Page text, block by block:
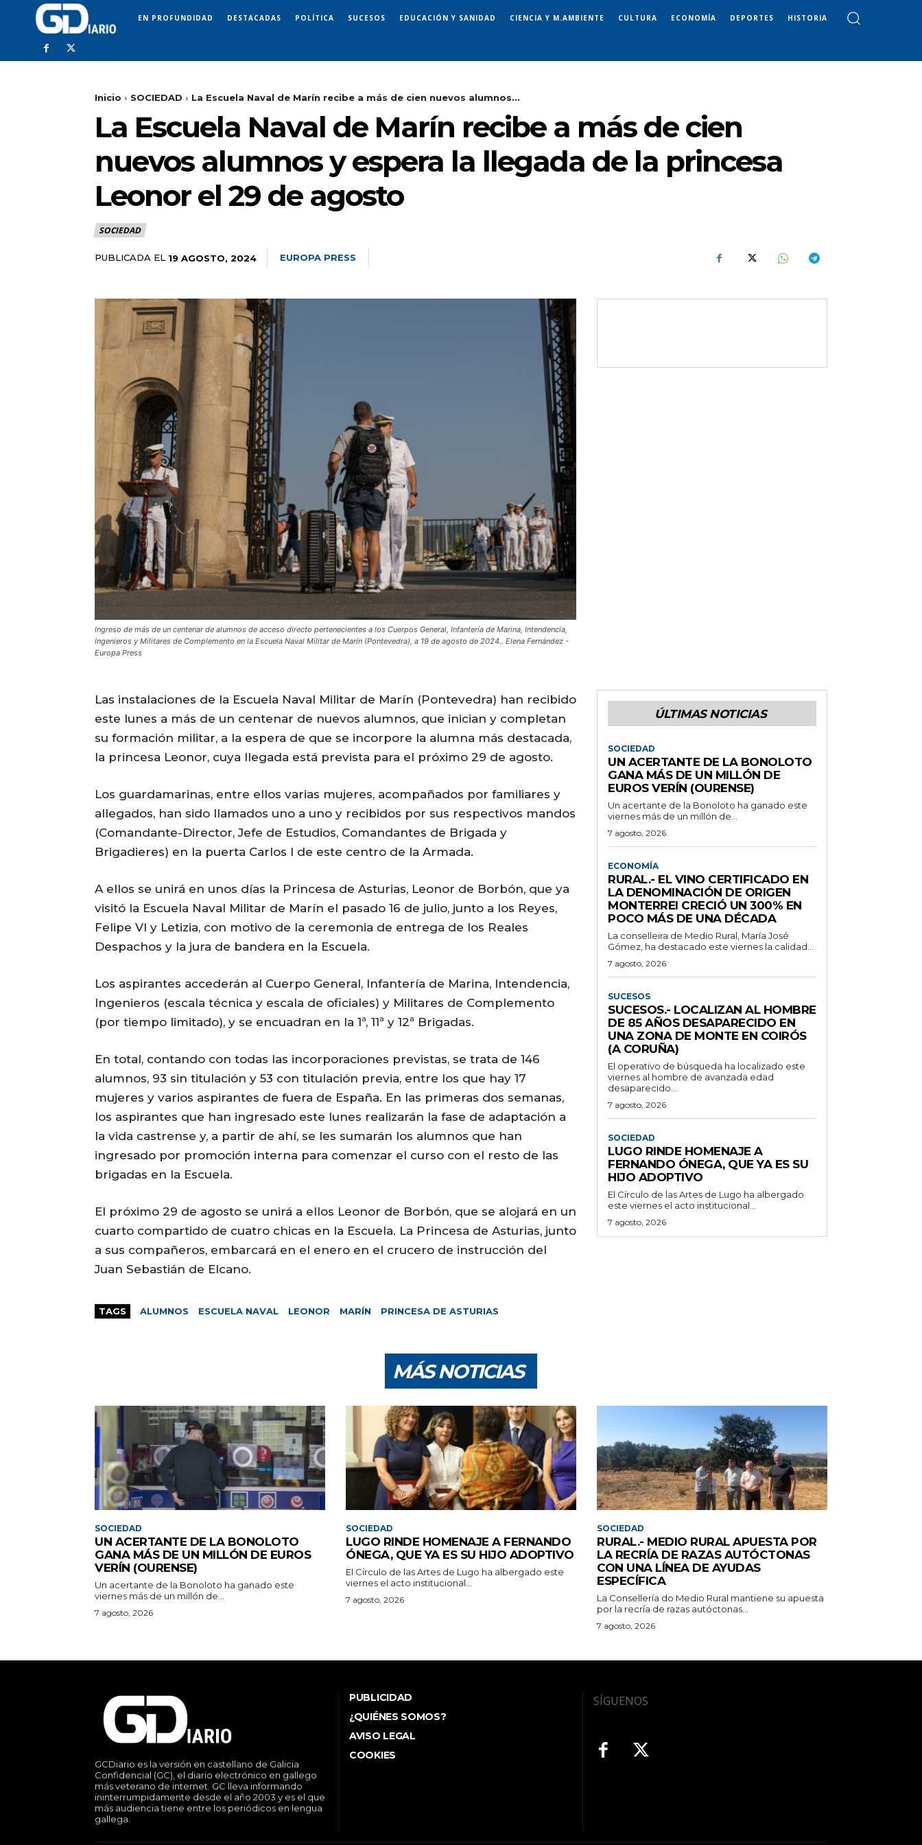
EN PROFUNDIDAD DESTACADAS POLÍTICA SUCESOS EDUCACIÓN Y SANIDAD CIENCIA Y M.AMBIENTE CULTURA ECONOMÍA DEPORTES HISTORIA
Inicio SOCIEDAD La Escuela Naval de Marín recibe a más de cien nuevos alumnos...
La Escuela Naval de Marín recibe a más de cien
nuevos alumnos y espera la llegada de la princesa
Leonor el 29 de agosto
SOCIEDAD
PUBLICADA EL 19 AGOSTO, 2024 EUROPA PRESS
Ingreso de más de un centenar de alumnos de acceso directo pertenecientes a los Cuerpos General, Infantería de Marina, Intendencia,
Ingenieros y Militares de Complemento en la Escuela Naval Militar de Marín (Pontevedra), a 19 de agosto de 2024.. Elena Fernández -
Europa Press
Las instalaciones de la Escuela Naval Militar de Marín (Pontevedra) han recibido
este lunes a más de un centenar de nuevos alumnos, que inician y completan
su formación militar, a la espera de que se incorpore la alumna más destacada,
la princesa Leonor, cuya llegada está prevista para el próximo 29 de agosto.
Los guardamarinas, entre ellos varias mujeres, acompañados por familiares y
allegados, han sido llamados uno a uno y recibidos por sus respectivos mandos
(Comandante-Director, Jefe de Estudios, Comandantes de Brigada y
Brigadieres) en la puerta Carlos I de este centro de la Armada.
A ellos se unirá en unos días la Princesa de Asturias, Leonor de Borbón, que ya
visitó la Escuela Naval Militar de Marín el pasado 16 de julio, junto a los Reyes,
Felipe VI y Letizia, con motivo de la ceremonia de entrega de los Reales
Despachos y la jura de bandera en la Escuela.
Los aspirantes accederán al Cuerpo General, Infantería de Marina, Intendencia,
Ingenieros (escala técnica y escala de oficiales) y Militares de Complemento
(por tiempo limitado), y se encuadran en la 1ª, 11ª y 12ª Brigadas.
En total, contando con todas las incorporaciones previstas, se trata de 146
alumnos, 93 sin titulación y 53 con titulación previa, entre los que hay 17
mujeres y varios aspirantes de fuera de España. En las primeras dos semanas,
los aspirantes que han ingresado este lunes realizarán la fase de adaptación a
la vida castrense y, a partir de ahí, se les sumarán los alumnos que han
ingresado por promoción interna para comenzar el curso con el resto de las
brigadas en la Escuela.
El próximo 29 de agosto se unirá a ellos Leonor de Borbón, que se alojará en un
cuarto compartido de cuatro chicas en la Escuela. La Princesa de Asturias, junto
a sus compañeros, embarcará en el enero en el crucero de instrucción del
Juan Sebastián de Elcano.
TAGS ALUMNOS ESCUELA NAVAL LEONOR MARÍN PRINCESA DE ASTURIAS
ÚLTIMAS NOTICIAS
SOCIEDAD
UN ACERTANTE DE LA BONOLOTO
GANA MÁS DE UN MILLÓN DE
EUROS VERÍN (OURENSE)
Un acertante de la Bonoloto ha ganado este
viernes más de un millón de...
7 agosto, 2026
ECONOMÍA
RURAL.- EL VINO CERTIFICADO EN
LA DENOMINACIÓN DE ORIGEN
MONTERREI CRECIÓ UN 300% EN
POCO MÁS DE UNA DÉCADA
La conselleira de Medio Rural, María José
Gómez, ha destacado este viernes la calidad...
7 agosto, 2026
SUCESOS
SUCESOS.- LOCALIZAN AL HOMBRE
DE 85 AÑOS DESAPARECIDO EN
UNA ZONA DE MONTE EN COIRÓS
(A CORUÑA)
El operativo de búsqueda ha localizado este
viernes al hombre de avanzada edad
desaparecido...
7 agosto, 2026
SOCIEDAD
LUGO RINDE HOMENAJE A
FERNANDO ÓNEGA, QUE YA ES SU
HIJO ADOPTIVO
El Círculo de las Artes de Lugo ha albergado
este viernes el acto institucional...
7 agosto, 2026
MÁS NOTICIAS
SOCIEDAD
UN ACERTANTE DE LA BONOLOTO
GANA MÁS DE UN MILLÓN DE EUROS
VERÍN (OURENSE)
Un acertante de la Bonoloto ha ganado este
viernes más de un millón de...
7 agosto, 2026
SOCIEDAD
LUGO RINDE HOMENAJE A FERNANDO
ÓNEGA, QUE YA ES SU HIJO ADOPTIVO
El Círculo de las Artes de Lugo ha albergado este
viernes el acto institucional...
7 agosto, 2026
SOCIEDAD
RURAL.- MEDIO RURAL APUESTA POR
LA RECRÍA DE RAZAS AUTÓCTONAS
CON UNA LÍNEA DE AYUDAS
ESPECÍFICA
La Consellería do Medio Rural mantiene su apuesta
por la recría de razas autóctonas...
7 agosto, 2026
GCDiario es la versión en castellano de Galicia
Confidencial (GC), el diario electrónico en gallego
más veterano de internet. GC lleva informando
ininterrumpidamente desde el año 2003 y es el que
más audiencia tiene entre los periódicos en lengua
gallega.
PUBLICIDAD
¿QUIÉNES SOMOS?
AVISO LEGAL
COOKIES
SÍGUENOS